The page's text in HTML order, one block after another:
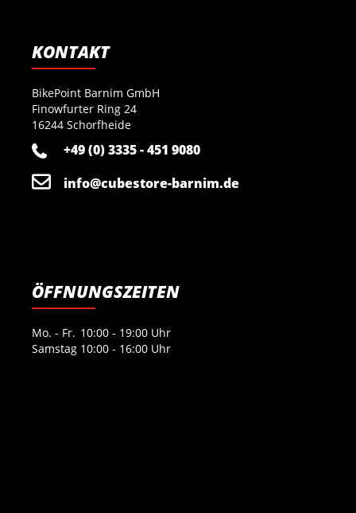
KONTAKT
BikePoint Barnim GmbH
Finowfurter Ring 24
16244 Schorfheide
+49 (0) 3335 - 451 9080
info@cubestore-barnim.de
ÖFFNUNGSZEITEN
Mo. - Fr. 10:00 - 19:00 Uhr
Samstag 10:00 - 16:00 Uhr